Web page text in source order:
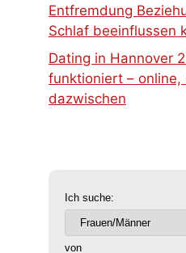
Entfremdung
Schlaf beeinflussen
Dating in Hannover
funktioniert – online,
dazwischen